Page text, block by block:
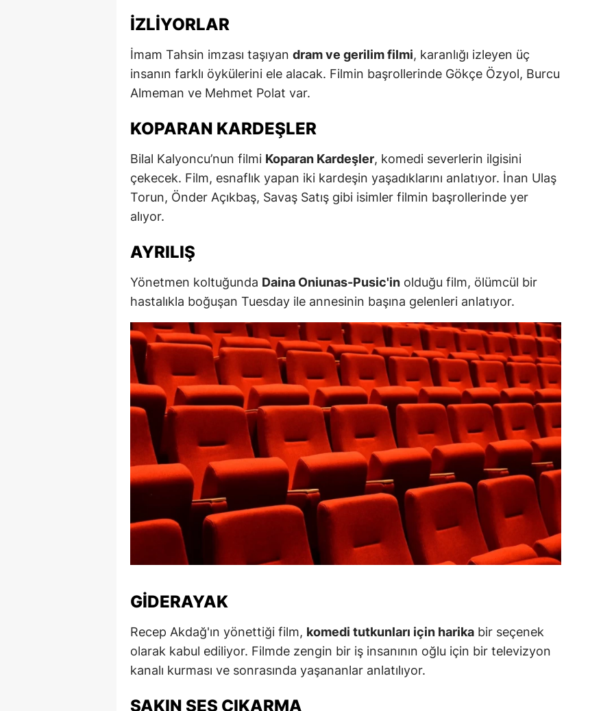
Kayseri
Kırklareli
Kocaeli
Konya
Kütahya
Kahramanmaraş
Mardin
Muğla
Muş
Nevşehir
Niğde
Ordu
Rize
Sakarya
Samsun
Siirt
Tekirdağ
Tokat
İZLIYORLAR
İmam Tahsin imzası taşıyan dram ve gerilim filmi, karanlığı izleyen üç
insanın farklı öykülerini ele alacak. Filmin başrollerinde Gökçe Özyol, Burcu
Almeman ve Mehmet Polat var.
KOPARAN KARDEŞLER
Bilal Kalyoncu’nun filmi Koparan Kardeşler, komedi severlerin ilgisini
çekecek. Film, esnaflık yapan iki kardeşin yaşadıklarını anlatıyor. İnan Ulaş
Torun, Önder Açıkbaş, Savaş Satış gibi isimler filmin başrollerinde yer
alıyor.
AYRILIŞ
Yönetmen koltuğunda Daina Oniunas-Pusic'in olduğu film, ölümcül bir
hastalıkla boğuşan Tuesday ile annesinin başına gelenleri anlatıyor.
GIDERAYAK
Recep Akdağ'ın yönettiği film, komedi tutkunları için harika bir seçenek
olarak kabul ediliyor. Filmde zengin bir iş insanının oğlu için bir televizyon
kanalı kurması ve sonrasında yaşananlar anlatılıyor.
SAKIN SES ÇIKARMA